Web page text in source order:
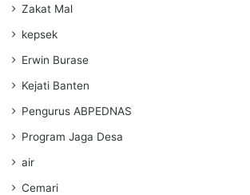
Zakat Mal
kepsek
Erwin Burase
Kejati Banten
Pengurus ABPEDNAS
Program Jaga Desa
air
Cemari